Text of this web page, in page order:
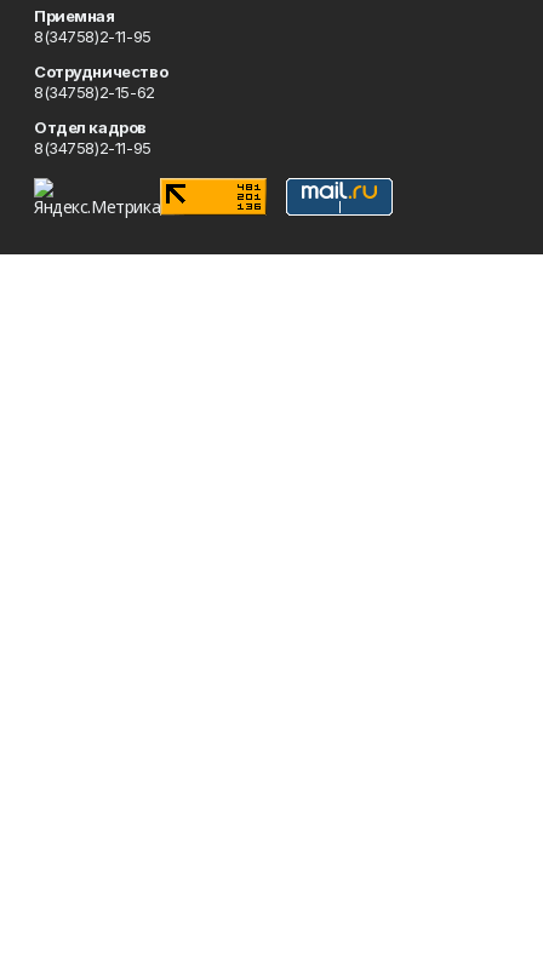
Приемная
8(34758)2-11-95
Сотрудничество
8(34758)2-15-62
Отдел кадров
8(34758)2-11-95